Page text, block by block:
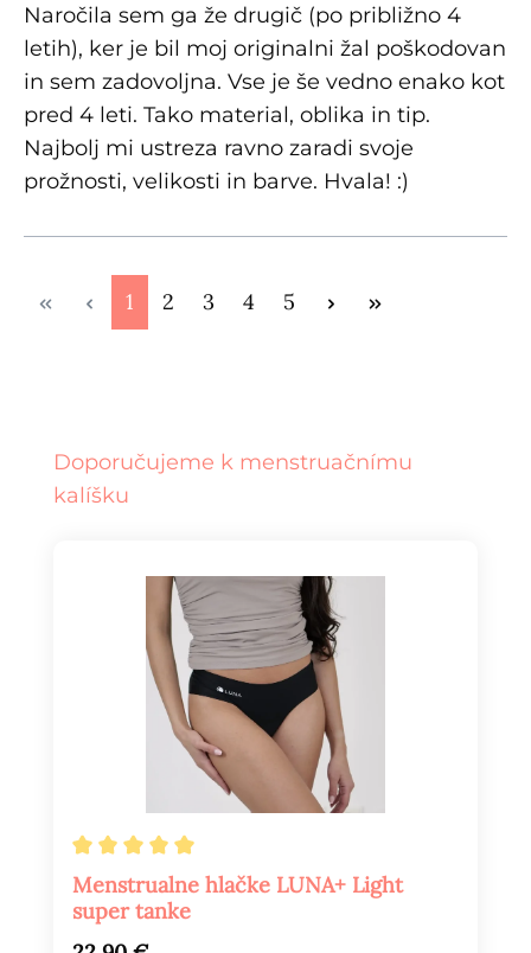
Naročila sem ga že drugič (po približno 4
letih), ker je bil moj originalni žal poškodovan
in sem zadovoljna. Vse je še vedno enako kot
pred 4 leti. Tako material, oblika in tip.
Najbolj mi ustreza ravno zaradi svoje
prožnosti, velikosti in barve. Hvala! :)
Stran
1 Stran
2 Stran
3 Stran
4 Stran
5
Preskoči galerijo izdelkov
Doporučujeme k menstruačnímu
kalíšku
Povprečna ocena 5 od 5 zvezdic
Menstrualne hlačke LUNA+ Light
super tanke